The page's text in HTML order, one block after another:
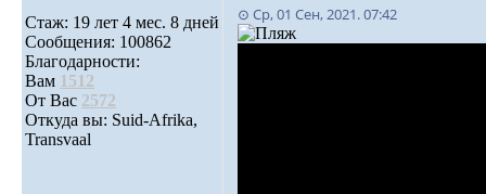
Стаж: 19 лет 4 мес. 8 дней
Сообщения: 100862
Благодарности:
Вам 1512
От Вас 2572
Откуда вы: Suid-Afrika,
Transvaal
⊙ Ср, 01 Сен, 2021. 07:42